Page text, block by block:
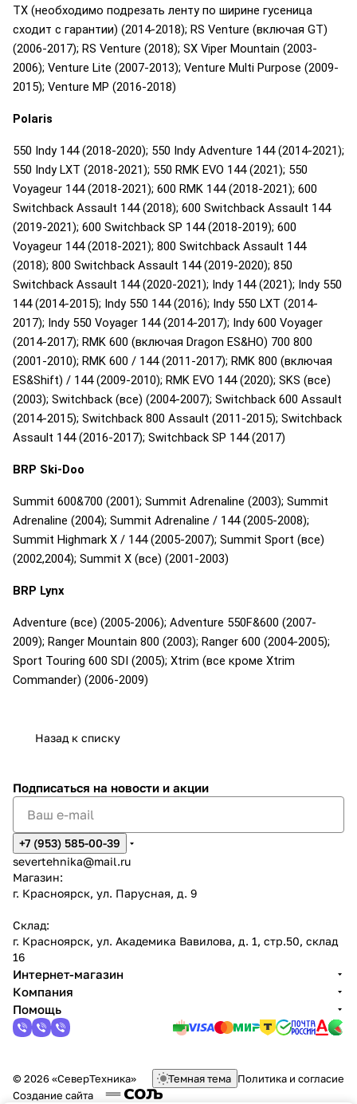
TX (необходимо подрезать ленту по ширине гусеница
сходит с гарантии) (2014-2018); RS Venture (включая GT)
(2006-2017); RS Venture (2018); SX Viper Mountain (2003-
2006); Venture Lite (2007-2013); Venture Multi Purpose (2009-
2015); Venture MP (2016-2018)
Polaris
550 Indy 144 (2018-2020); 550 Indy Adventure 144 (2014-2021);
550 Indy LXT (2018-2021); 550 RMK EVO 144 (2021); 550
Voyageur 144 (2018-2021); 600 RMK 144 (2018-2021); 600
Switchback Assault 144 (2018); 600 Switchback Assault 144
(2019-2021); 600 Switchback SP 144 (2018-2019); 600
Voyageur 144 (2018-2021); 800 Switchback Assault 144
(2018); 800 Switchback Assault 144 (2019-2020); 850
Switchback Assault 144 (2020-2021); Indy 144 (2021); Indy 550
144 (2014-2015); Indy 550 144 (2016); Indy 550 LXT (2014-
2017); Indy 550 Voyager 144 (2014-2017); Indy 600 Voyager
(2014-2017); RMK 600 (включая Dragon ES&HO) 700 800
(2001-2010); RMK 600 / 144 (2011-2017); RMK 800 (включая
ES&Shift) / 144 (2009-2010); RMK EVO 144 (2020); SKS (все)
(2003); Switchback (все) (2004-2007); Switchback 600 Assault
(2014-2015); Switchback 800 Assault (2011-2015); Switchback
Assault 144 (2016-2017); Switchback SP 144 (2017)
BRP Ski-Doo
Summit 600&700 (2001); Summit Adrenaline (2003); Summit
Adrenaline (2004); Summit Adrenaline / 144 (2005-2008);
Summit Highmark X / 144 (2005-2007); Summit Sport (все)
(2002,2004); Summit X (все) (2001-2003)
BRP Lynx
Adventure (все) (2005-2006); Adventure 550F&600 (2007-
2009); Ranger Mountain 800 (2003); Ranger 600 (2004-2005);
Sport Touring 600 SDI (2005); Xtrim (все кроме Xtrim
Commander) (2006-2009)
Назад к списку
Подписаться на новости и акции
+7 (953) 585-00-39
severtehnika@mail.ru
Магазин:
г. Красноярск, ул. Парусная, д. 9
Склад:
г. Красноярск, ул. Академика Вавилова, д. 1, стр.50, склад
16
Интернет-магазин
Компания
Помощь
© 2026 «СеверТехника» Темная тема Политика и согласие
Создание сайта